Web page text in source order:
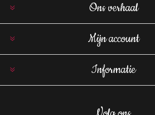
Ons verhaal
Mijn account
Informatie